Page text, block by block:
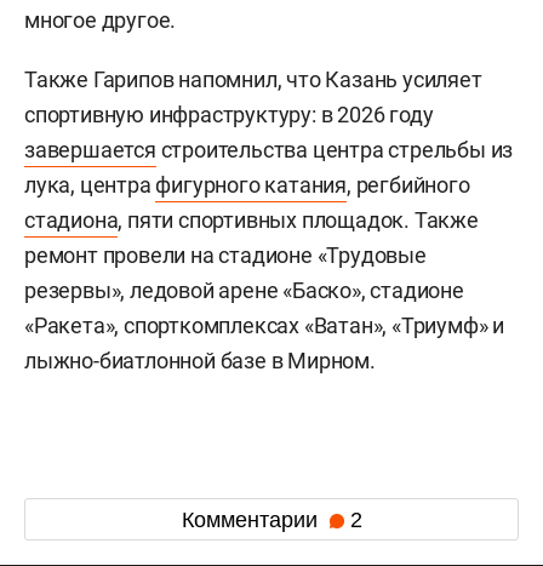
многое другое.
Также Гарипов напомнил, что Казань усиляет
спортивную инфраструктуру: в 2026 году
завершается строительства центра стрельбы из
лука, центра фигурного катания, регбийного
стадиона, пяти спортивных площадок. Также
ремонт провели на стадионе «Трудовые
резервы», ледовой арене «Баско», стадионе
«Ракета», спорткомплексах «Ватан», «Триумф» и
лыжно-биатлонной базе в Мирном.
Комментарии 2